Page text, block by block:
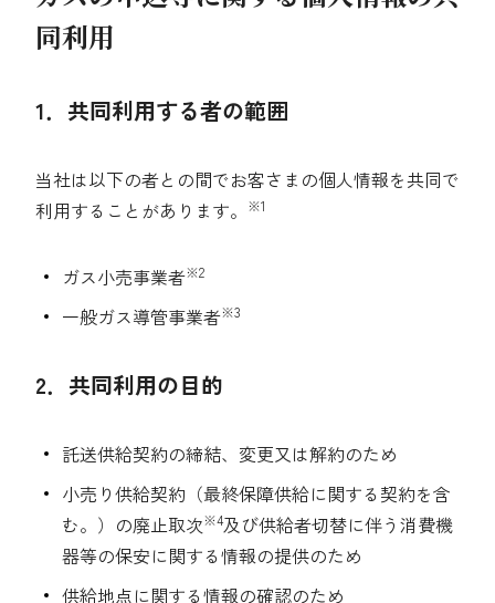
料金
お申し込み一覧
都市ガス＋でんき
お申し込み一覧
LPガス
ガス料金
同利用
1．共同利用する者の範囲
当社は以下の者との間でお客さまの個人情報を共同で
利用することがあります。
※1
ガス小売事業者※2
一般ガス導管事業者※3
2．共同利用の目的
託送供給契約の締結、変更又は解約のため
小売り供給契約（最終保障供給に関する契約を含
む。）の廃止取次※4及び供給者切替に伴う消費機
器等の保安に関する情報の提供のため
供給地点に関する情報の確認のため